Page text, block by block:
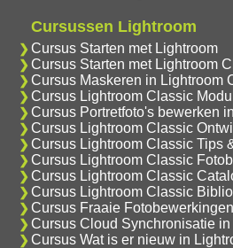
Cursussen Lightroom
Cursus Starten met Lightroom
Cursus Starten met Lightroom
Cursus Maskeren in Lightroom
Cursus Lightroom Classic
Cursus Portretfoto's bewerken
Cursus Lightroom Classic
Cursus Lightroom Classic Tips
Cursus Lightroom Classic
Cursus Lightroom Classic
Cursus Lightroom Classic
Cursus Fraaie
Cursus Cloud Synchronisatie
Cursus Wat is er nieuw in